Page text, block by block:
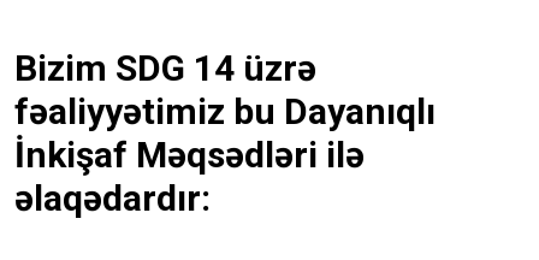
Bizim SDG 14 üzrə
fəaliyyətimiz bu Dayanıqlı
İnkişaf Məqsədləri ilə
əlaqədardır: